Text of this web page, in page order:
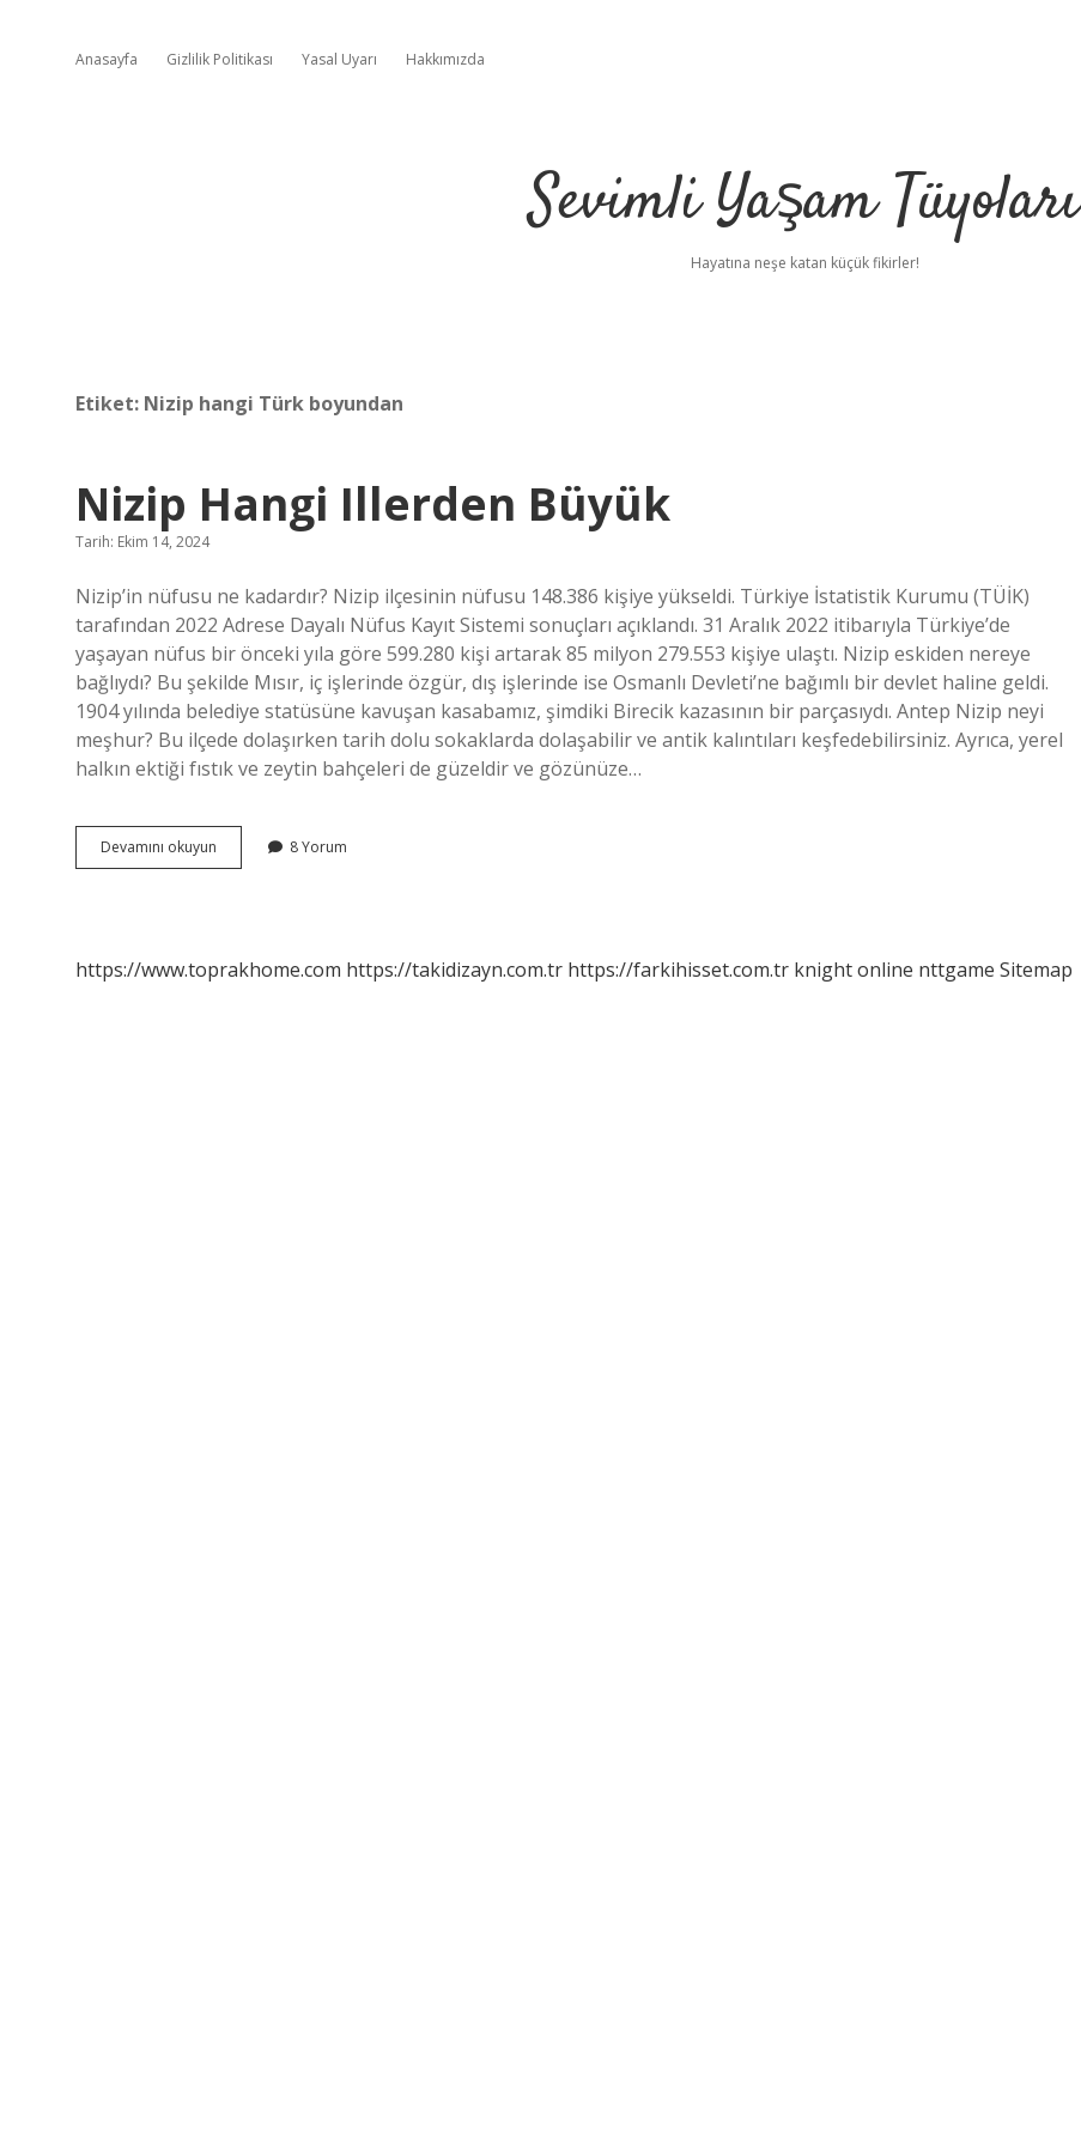
Anasayfa Gizlilik Politikası Yasal Uyarı Hakkımızda
Sevimli Yaşam Tüyoları
Hayatına neşe katan küçük fikirler!
Etiket: Nizip hangi Türk boyundan
Nizip Hangi Illerden Büyük
Tarih: Ekim 14, 2024
Nizip’in nüfusu ne kadardır? Nizip ilçesinin nüfusu 148.386 kişiye yükseldi. Türkiye İstatistik Kurumu (TÜİK)
tarafından 2022 Adrese Dayalı Nüfus Kayıt Sistemi sonuçları açıklandı. 31 Aralık 2022 itibarıyla Türkiye’de
yaşayan nüfus bir önceki yıla göre 599.280 kişi artarak 85 milyon 279.553 kişiye ulaştı. Nizip eskiden nereye
bağlıydı? Bu şekilde Mısır, iç işlerinde özgür, dış işlerinde ise Osmanlı Devleti’ne bağımlı bir devlet haline geldi.
1904 yılında belediye statüsüne kavuşan kasabamız, şimdiki Birecik kazasının bir parçasıydı. Antep Nizip neyi
meşhur? Bu ilçede dolaşırken tarih dolu sokaklarda dolaşabilir ve antik kalıntıları keşfedebilirsiniz. Ayrıca, yerel
halkın ektiği fıstık ve zeytin bahçeleri de güzeldir ve gözünüze…
Devamını okuyun
Hangi
8 Yorum
https://www.toprakhome.com https://takidizayn.com.tr https://farkihisset.com.tr knight online nttgame Sitemap